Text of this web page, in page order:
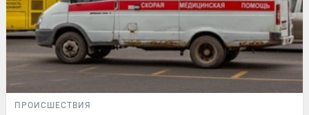
ПРОИСШЕСТВИЯ